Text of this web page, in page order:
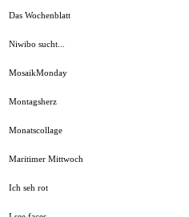
Das Wochenblatt
Niwibo sucht...
MosaikMonday
Montagsherz
Monatscollage
Maritimer Mittwoch
Ich seh rot